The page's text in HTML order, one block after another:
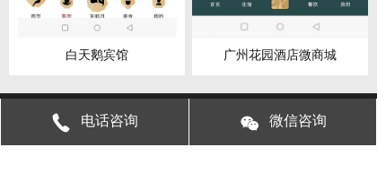
白天鹅宾馆 广州花园酒店微商城
我们能做什么 公众号
电话咨询 微信咨询